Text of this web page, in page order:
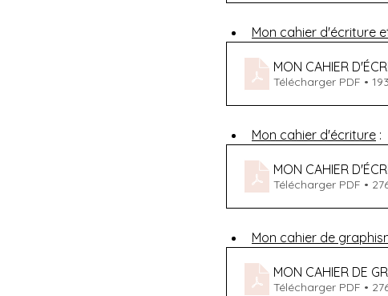
Mon cahier d'écriture
MON CAHIER
Télécharger PDF •
Mon cahier d'écriture :
MON CAHIER
Télécharger PDF •
Mon cahier de
MON CAHIER DE
Télécharger PDF •